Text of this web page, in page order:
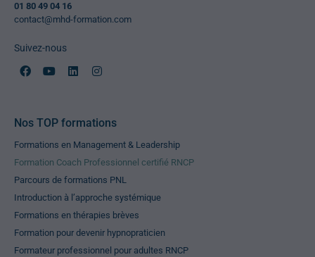
01 80 49 04 16
contact@mhd-formation.com
Suivez-nous
Nos TOP formations
Formations en Management & Leadership
Formation Coach Professionnel certifié RNCP
Parcours de formations PNL
Introduction à l’approche systémique
Formations en thérapies brèves
Formation pour devenir hypnopraticien
Formateur professionnel pour adultes RNCP